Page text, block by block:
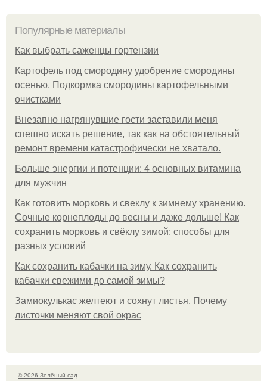
Популярные материалы
Как выбрать саженцы гортензии
Картофель под смородину удобрение смородины
осенью. Подкормка смородины картофельными
очистками
Внезапно нагрянувшие гости заставили меня
спешно искать решение, так как на обстоятельный
ремонт времени катастрофически не хватало.
Больше энергии и потенции: 4 основных витамина
для мужчин
Как готовить морковь и свеклу к зимнему хранению.
Сочные корнеплоды до весны и даже дольше! Как
сохранить морковь и свёклу зимой: способы для
разных условий
Как сохранить кабачки на зиму. Как сохранить
кабачки свежими до самой зимы?
Замиокулькас желтеют и сохнут листья. Почему
листочки меняют свой окрас
© 2026 Зелёный сад